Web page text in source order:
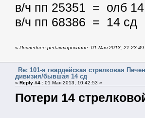
в/ч пп 25351 = олб
в/ч пп 68386 = 14 сд
« Последнее редактирование: 01 Мая 2013,
Re: 101-я гвардейская стрелковая
дивизия/бывшая 14 сд
« Reply #4 :01 Мая 2013, 10:42:53 »
Потери 14